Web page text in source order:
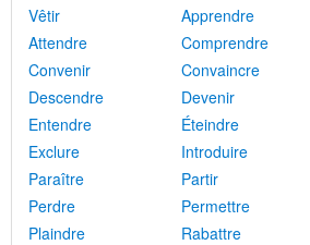
Vêtir
Apprendre
Attendre
Comprendre
Convenir
Convaincre
Descendre
Devenir
Entendre
Éteindre
Exclure
Introduire
Paraître
Partir
Perdre
Permettre
Plaindre
Rabattre